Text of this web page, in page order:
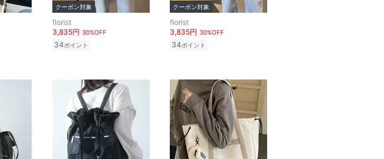
クーポン対象
florist
3,835円 30%OFF
34ポイント
クーポン対象
florist
3,835円 30%OFF
34ポイント